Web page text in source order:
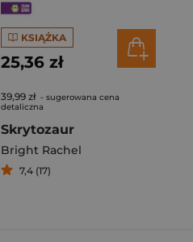
KSIĄŻKA
25,36 zł
39,99 zł - sugerowana cena
detaliczna
Skrytozaur
Bright Rachel
7,4 (17)